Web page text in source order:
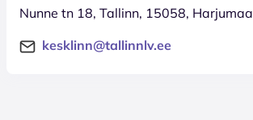
Nunne tn 18, Tallinn, 15058, Harjumaa
kesklinn@tallinnlv.ee